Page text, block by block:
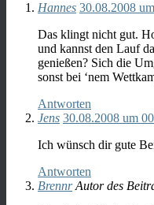
Hannes 30.08.2008
Das klingt nicht gut.
und kannst den Lauf
genießen? Sich die
sonst bei ‘nem
Antworten
Jens 30.08.2008 um
Ich wünsch dir gute
Antworten
Brennr Autor des